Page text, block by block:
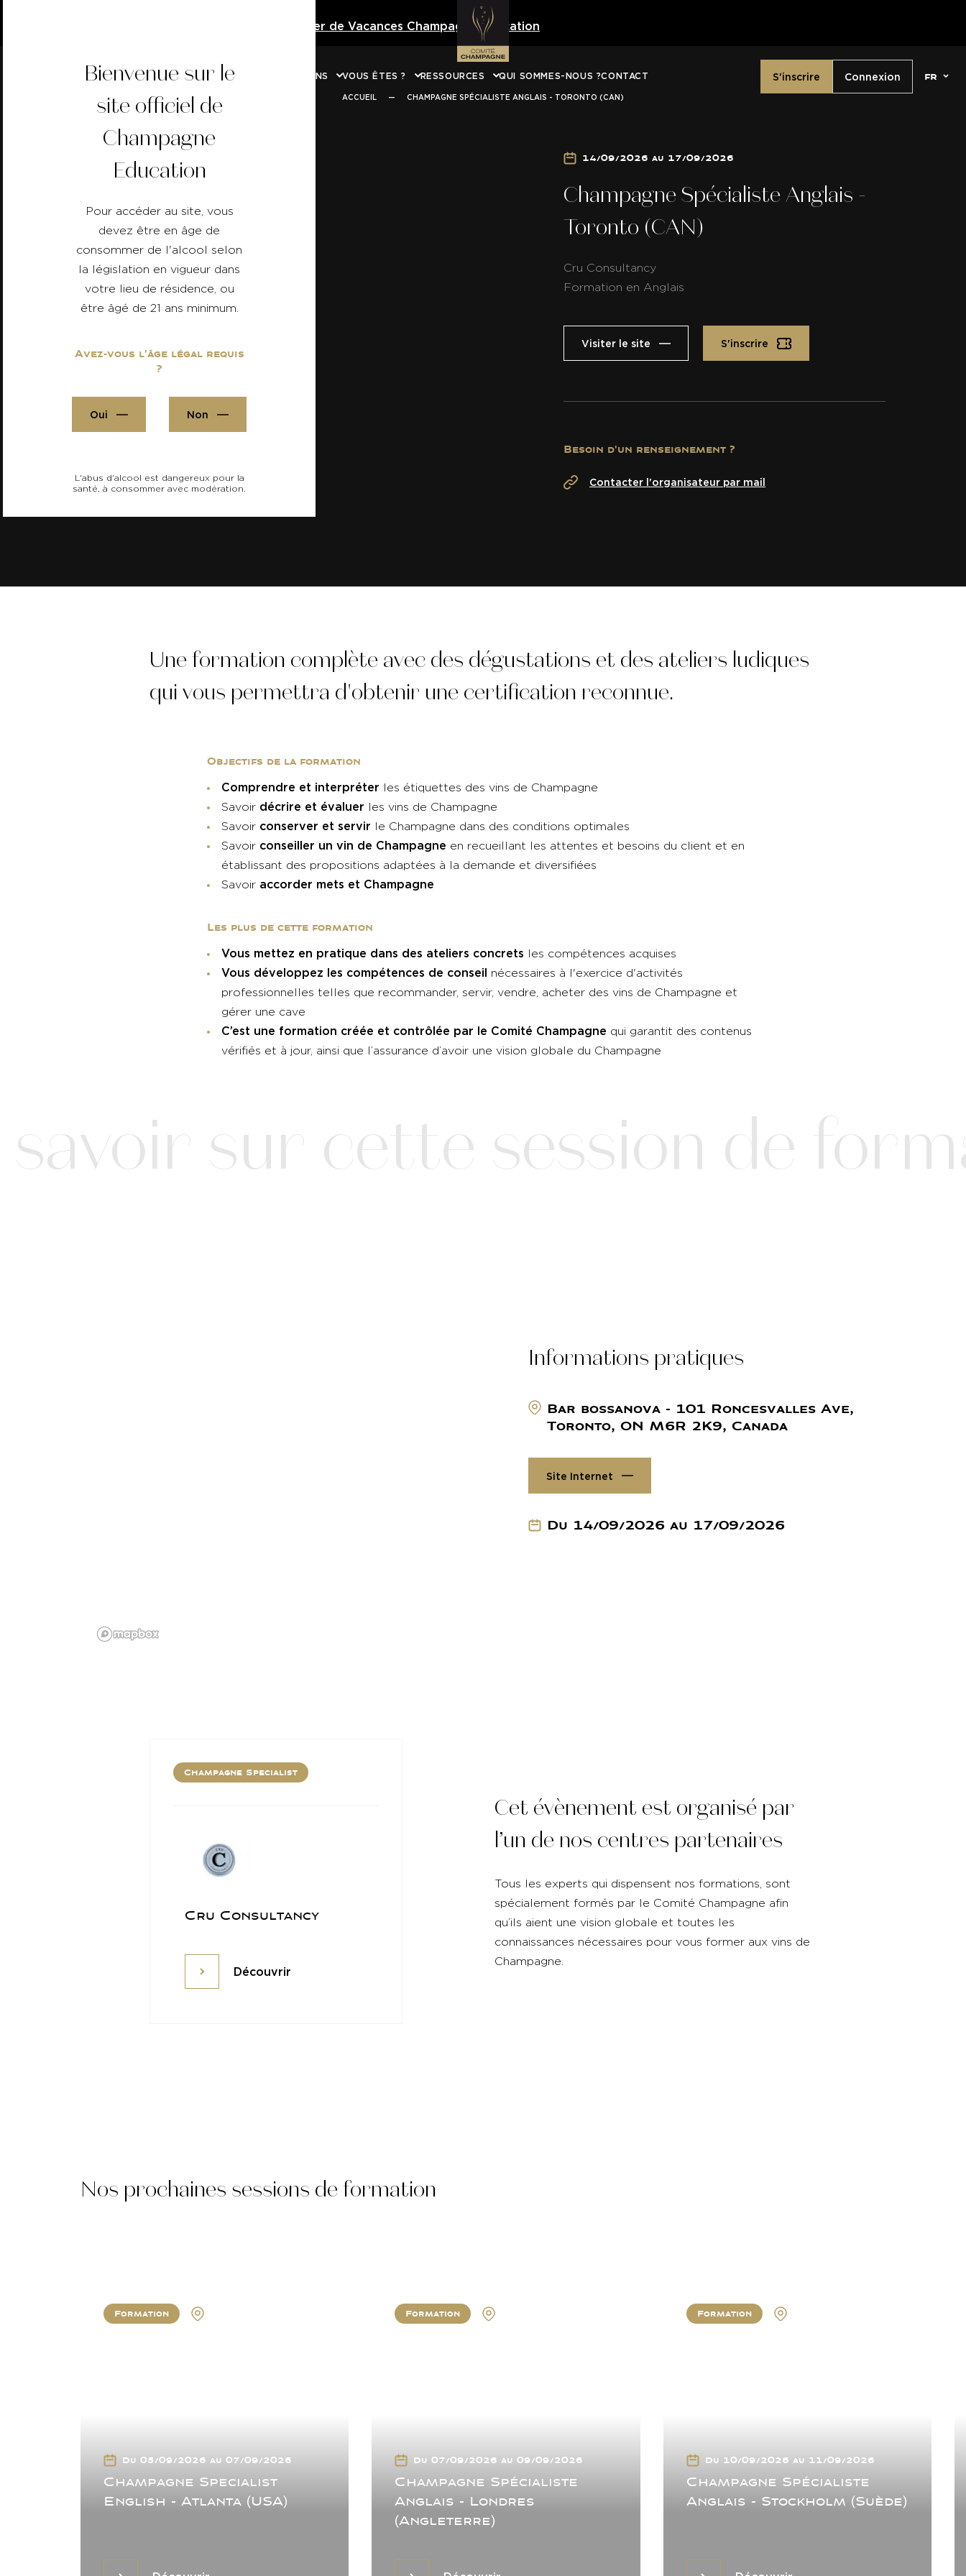
Téléchargez la version 2026 du Cahier de Vacances Champagne Education
NOS FORMATIONS VOUS ÊTES ? RESSOURCES QUI SOMMES-NOUS ?CONTACT S'inscrire Connexion fr
ACCUEIL — CHAMPAGNE SPÉCIALISTE ANGLAIS - TORONTO (CAN)
Bienvenue sur le
site officiel de
Champagne
Education
Pour accéder au site, vous
devez être en âge de
consommer de l'alcool selon
la législation en vigueur dans
votre lieu de résidence, ou
être âgé de 21 ans minimum.
Avez-vous l'âge légal requis
?
Oui Non
L'abus d'alcool est dangereux pour la
santé, à consommer avec modération.
Retour
14/09/2026 au 17/09/2026
Champagne Spécialiste Anglais -
Toronto (CAN)
Cru Consultancy
Formation en Anglais
Visiter le site S'inscrire
Besoin d'un renseignement ?
Contacter l'organisateur par mail
Une formation complète avec des dégustations et des ateliers ludiques
qui vous permettra d'obtenir une certification reconnue.
Objectifs de la formation
Comprendre et interpréter les étiquettes des vins de Champagne
Savoir décrire et évaluer les vins de Champagne
Savoir conserver et servir le Champagne dans des conditions optimales
Savoir conseiller un vin de Champagne en recueillant les attentes et besoins du client et en
établissant des propositions adaptées à la demande et diversifiées
Savoir accorder mets et Champagne
Les plus de cette formation
Vous mettez en pratique dans des ateliers concrets les compétences acquises
Vous développez les compétences de conseil nécessaires à l'exercice d'activités
professionnelles telles que recommander, servir, vendre, acheter des vins de Champagne et
gérer une cave
C’est une formation créée et contrôlée par le Comité Champagne qui garantit des contenus
vérifiés et à jour, ainsi que l’assurance d’avoir une vision globale du Champagne
sur cette session de
Informations pratiques
Bar bossanova - 101 Roncesvalles Ave,
Toronto, ON M6R 2K9, Canada
Site Internet
Du 14/09/2026 au 17/09/2026
Champagne Specialist
Cru Consultancy
DécouvrirDécouvrir
Cet évènement est organisé par
l’un de nos centres partenaires
Tous les experts qui dispensent nos formations, sont
spécialement formés par le Comité Champagne afin
qu’ils aient une vision globale et toutes les
connaissances nécessaires pour vous former aux vins de
Champagne.
Nos prochaines sessions de formation
Formation
Du 05/09/2026 au 07/09/2026
Champagne Specialist
English - Atlanta (USA)
Formation
Du 07/09/2026 au 09/09/2026
Champagne Spécialiste
Anglais - Londres
(Angleterre)
Formation
Du 10/09/2026 au 11/09/2026
Champagne Spécialiste
Anglais - Stockholm (Suède)